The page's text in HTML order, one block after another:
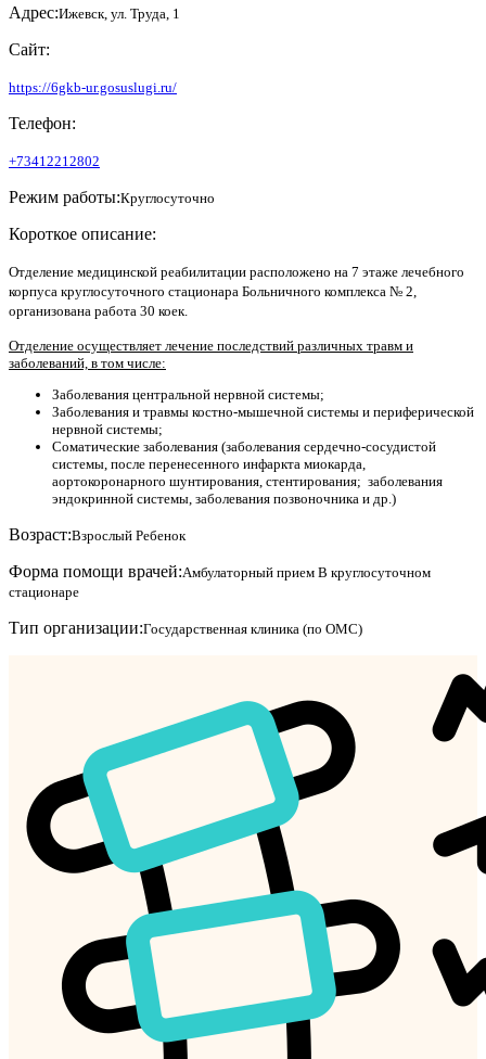
Адрес:Ижевск, ул. Труда, 1
Сайт:
https://6gkb-ur.gosuslugi.ru/
Телефон:
+73412212802
Режим работы:Круглосуточно
Короткое описание:
Отделение медицинской реабилитации расположено на 7 этаже лечебного
корпуса круглосуточного стационара Больничного комплекса № 2,
организована работа 30 коек.
Отделение осуществляет лечение последствий различных травм и
заболеваний, в том числе:
Заболевания центральной нервной системы;
Заболевания и травмы костно-мышечной системы и периферической
нервной системы;
Соматические заболевания (заболевания сердечно-сосудистой
системы, после перенесенного инфаркта миокарда,
аортокоронарного шунтирования, стентирования; заболевания
эндокринной системы, заболевания позвоночника и др.)
Возраст:Взрослый Ребенок
Форма помощи врачей:Амбулаторный прием В круглосуточном
стационаре
Тип организации:Государственная клиника (по ОМС)